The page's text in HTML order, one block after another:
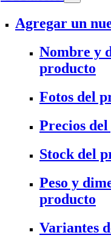
Agregar un
Nombre y
producto
Fotos del
Precios
Stock del
Peso y
producto
Variantes